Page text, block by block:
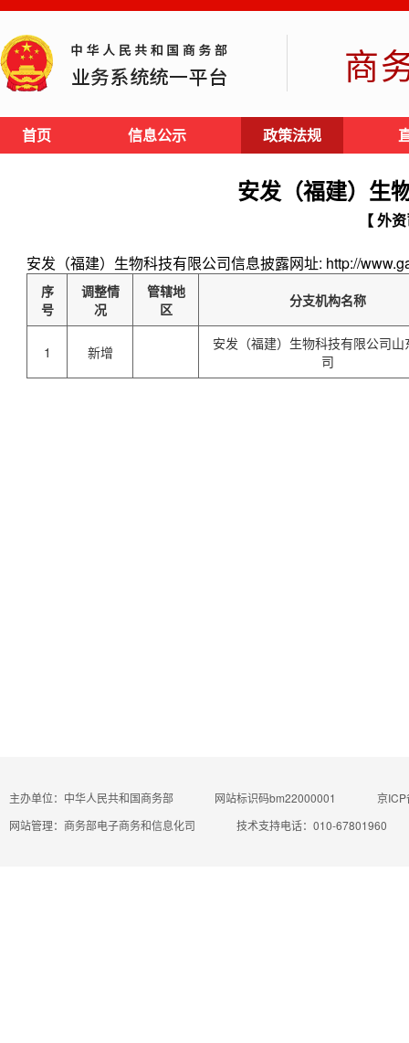
商
首页 信息公示 政策法规
安发（福建）生
【 外
安发（福建）生物科技有限公司信息披露网址: http://
序
号
调整情
况
管辖地
区
分支机构名称
1 新增
安发（福建）生物科技有限公司山
司
主办单位：中华人民共和国商务部 网站标识码bm22000001
京
网站管理：商务部电子商务和信息化司
技术支持电话：010-67801960